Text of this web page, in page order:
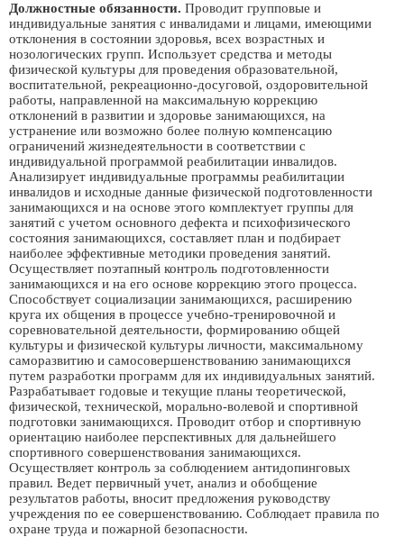
Должностные обязанности. Проводит групповые и
индивидуальные занятия с инвалидами и лицами, имеющими
отклонения в состоянии здоровья, всех возрастных и
нозологических групп. Использует средства и методы
физической культуры для проведения образовательной,
воспитательной, рекреационно-досуговой, оздоровительной
работы, направленной на максимальную коррекцию
отклонений в развитии и здоровье занимающихся, на
устранение или возможно более полную компенсацию
ограничений жизнедеятельности в соответствии с
индивидуальной программой реабилитации инвалидов.
Анализирует индивидуальные программы реабилитации
инвалидов и исходные данные физической подготовленности
занимающихся и на основе этого комплектует группы для
занятий с учетом основного дефекта и психофизического
состояния занимающихся, составляет план и подбирает
наиболее эффективные методики проведения занятий.
Осуществляет поэтапный контроль подготовленности
занимающихся и на его основе коррекцию этого процесса.
Способствует социализации занимающихся, расширению
круга их общения в процессе учебно-тренировочной и
соревновательной деятельности, формированию общей
культуры и физической культуры личности, максимальному
саморазвитию и самосовершенствованию занимающихся
путем разработки программ для их индивидуальных занятий.
Разрабатывает годовые и текущие планы теоретической,
физической, технической, морально-волевой и спортивной
подготовки занимающихся. Проводит отбор и спортивную
ориентацию наиболее перспективных для дальнейшего
спортивного совершенствования занимающихся.
Осуществляет контроль за соблюдением антидопинговых
правил. Ведет первичный учет, анализ и обобщение
результатов работы, вносит предложения руководству
учреждения по ее совершенствованию. Соблюдает правила по
охране труда и пожарной безопасности.